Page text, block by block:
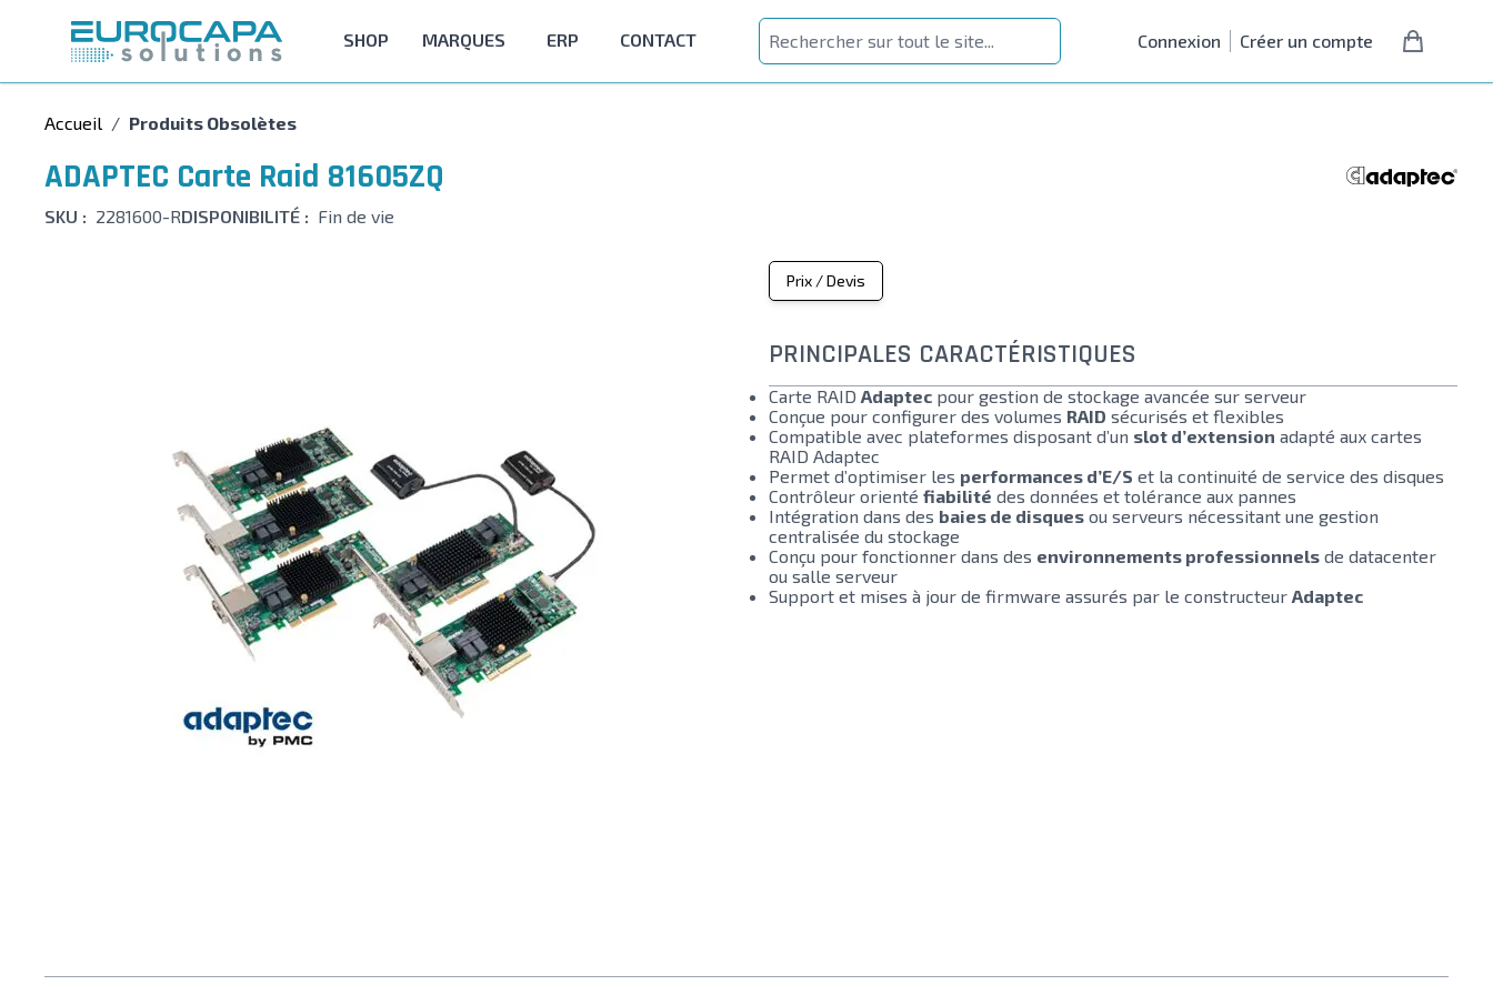
SHOP
MARQUES ERP CONTACT Connexion Créer un compte
Accueil / Produits Obsolètes
ADAPTEC Carte Raid 81605ZQ
SKU : 2281600-RDISPONIBILITÉ : Fin de vie
Prix / Devis
PRINCIPALES CARACTÉRISTIQUES
Carte RAID Adaptec pour gestion de stockage avancée sur serveur
Conçue pour configurer des volumes RAID sécurisés et flexibles
Compatible avec plateformes disposant d’un slot d’extension adapté aux cartes
RAID Adaptec
Permet d’optimiser les performances d’E/S et la continuité de service des disques
Contrôleur orienté fiabilité des données et tolérance aux pannes
Intégration dans des baies de disques ou serveurs nécessitant une gestion
centralisée du stockage
Conçu pour fonctionner dans des environnements professionnels de datacenter
ou salle serveur
Support et mises à jour de firmware assurés par le constructeur Adaptec